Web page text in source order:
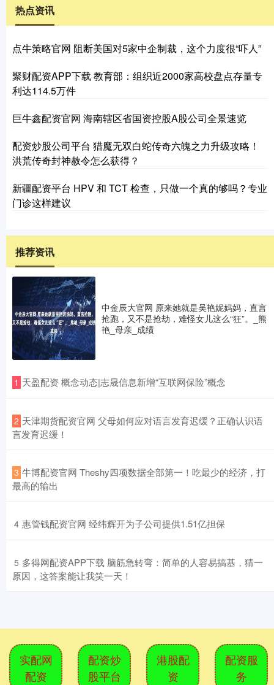
热点资讯
点牛策略官网 阻断美国对5家中企制裁，这个力度很“吓人”
聚财配资APP下载 教育部：组织近2000家高校盘点存量专
利达114.5万件
巨牛鑫配资官网 海南辖区省国资控股A股公司全景速览
配资炒股公司平台 猎魔无双白蛇传奇六魄之力升级攻略！
洪荒传奇封神赦令怎么获得？
新疆配资平台 HPV 和 TCT 检查，只做一个真的够吗？专业
门诊这样建议
推荐资讯
中金辰大官网 原来她就是吴艳妮妈妈，直言
抢跑，又不是抢劫，难怪女儿这么“狂”。_熊
艳_母亲_成绩
1 ​天盈配资 概念动态|志晟信息新增“互联网保险”概念
2 ​天津期货配资官网 父母如何应对语言发育迟缓？正确认识语
言发育迟缓！
3 ​牛博配资官网 Theshy四项数据全部第一！吃最少的经济，打
最高的输出
4 ​惠管钱配资官网 经纬辉开为子公司提供1.51亿担保
5 ​多得网配资APP下载 脑筋急转弯：简单的人容易搞基，猜一
原因，这答案能让我笑一天！
实配网
配资
配资炒
股平台
港股配
资
配资服
务